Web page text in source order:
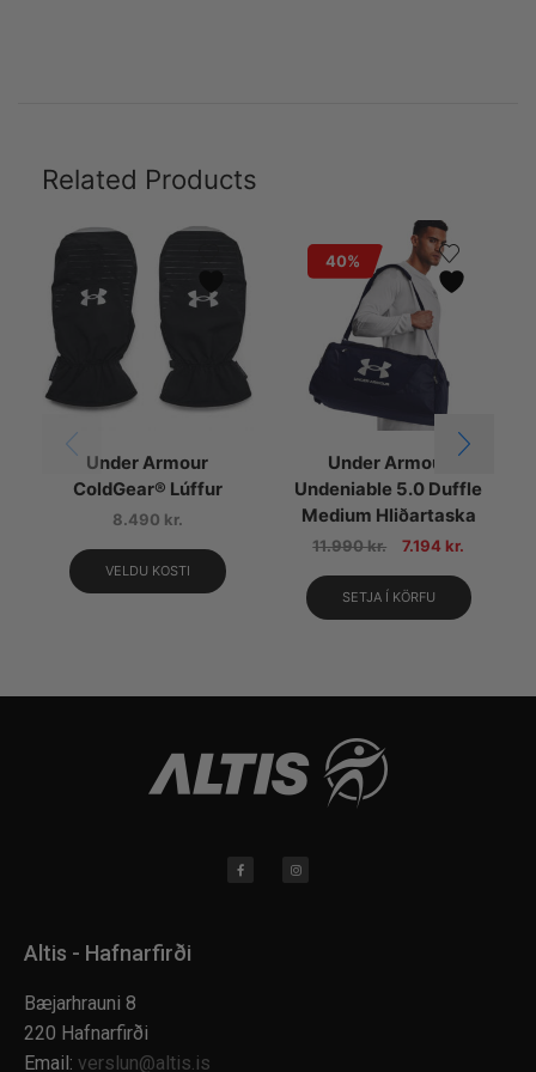
Related Products
Under Armour
ColdGear® Lúffur
8.490 kr.
VELDU KOSTI
40%
Under Armour
Undeniable 5.0 Duffle
Medium Hliðartaska
11.990kr. 7.194 kr.
SETJA Í KÖRFU
Altis - Hafnarfirði
Bæjarhrauni 8
220 Hafnarfirði
Email: verslun@altis.is